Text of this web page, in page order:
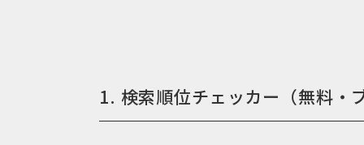
1. 検索順位チェッカー（無料・